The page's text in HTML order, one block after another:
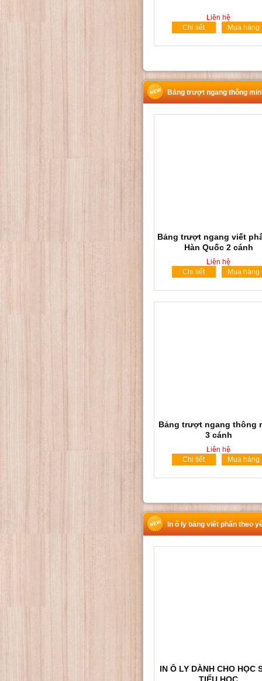
Liên hệ
Chi tiết
Mua hàng
Bảng trượt ngang thông
Bảng trượt ngang viết
Hàn Quốc 2 cánh
Liên hệ
Chi tiết
Mua hàng
Bảng trượt ngang thông
3 cánh
Liên hệ
Chi tiết
Mua hàng
In ô ly bảng viết phấn theo
IN Ô LY DÀNH CHO HỌC